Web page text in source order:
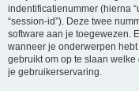
indentificatienummer (hierna
“session-id”). Deze twee
software aan je toegewezen.
wanneer je onderwerpen hebt
gebruikt om op te slaan
je gebruikerservaring.